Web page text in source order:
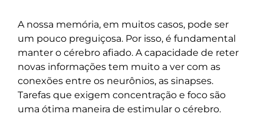
A nossa memória, em muitos casos, pode ser
um pouco preguiçosa. Por isso, é fundamental
manter o cérebro afiado. A capacidade de reter
novas informações tem muito a ver com as
conexões entre os neurônios, as sinapses.
Tarefas que exigem concentração e foco são
uma ótima maneira de estimular o cérebro.